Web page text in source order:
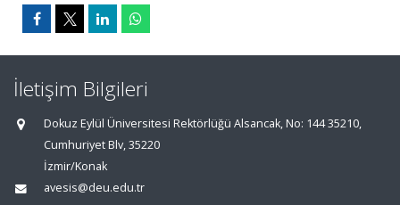
İletişim Bilgileri
Dokuz Eylül Üniversitesi Rektörlüğü Alsancak, No: 144 35210,
Cumhuriyet Blv, 35220
İzmir/Konak
avesis@deu.edu.tr